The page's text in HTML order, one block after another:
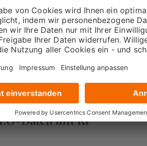
Arbeit gerade spürbar. Wenn du
versteht und praktisch einsetzt,
echten Vorsprung. In seinem
Data!“…
(MCP) im SEO:
Daten mit KI